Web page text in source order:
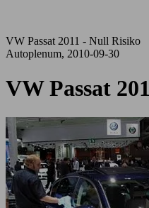
VW Passat 2011 - Null Risiko
Autoplenum, 2010-09-30
VW Passat